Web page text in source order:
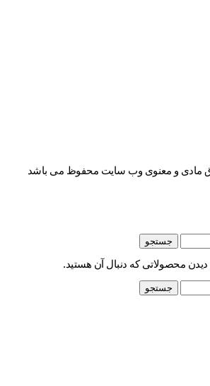
جستجو
محصولاتی که دنبال آن هستید.
جستجو